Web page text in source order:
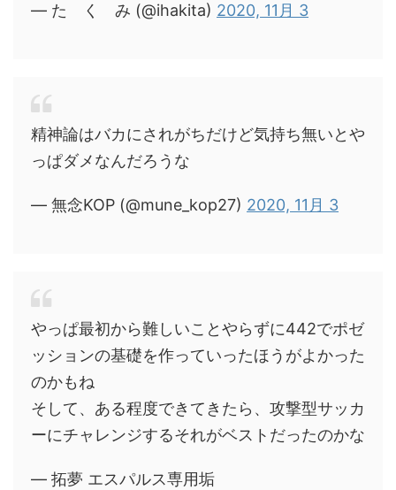
— た く み (@ihakita) 2020, 11月 3
精神論はバカにされがちだけど気持ち無いとや
っぱダメなんだろうな
— 無念KOP (@mune_kop27) 2020, 11月 3
やっぱ最初から難しいことやらずに442でポゼ
ッションの基礎を作っていったほうがよかった
のかもね
そして、ある程度できてきたら、攻撃型サッカ
ーにチャレンジするそれがベストだったのかな
— 拓夢 エスパルス専用垢